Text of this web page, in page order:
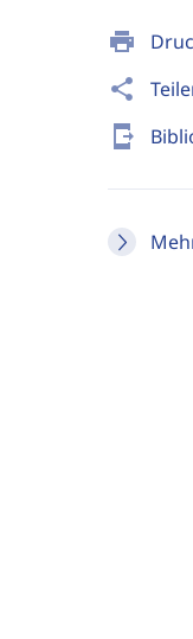
print
share
send_to_mobile